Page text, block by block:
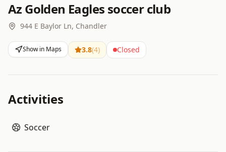
Az Golden Eagles soccer club
944 E Baylor Ln, Chandler
Show in Maps 3.8(4) Closed
Activities
Soccer